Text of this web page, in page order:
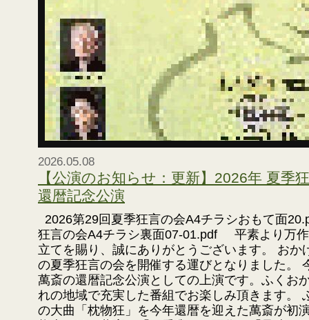
2026.05.08
【公演のお知らせ：更新】2026年 夏
還暦記念公演
2026第29回夏季狂言の会A4チラシおもて面
狂言の会A4チラシ裏面07-01.pdf 平素より万
立てを賜り、誠にありがとうございます。 おか
の夏季狂言の会を開催する運びとなりました。
萬斎の還暦記念公演としての上演です。ふくお
れの地域で充実した番組でお楽しみ頂きます。
の大曲「枕物狂」を今年還暦を迎えた萬斎が初